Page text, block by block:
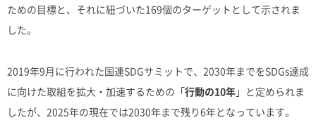
ための目標と、それに紐づいた169個のターゲットとして示されま
した。
2019年9月に行われた国連SDGサミットで、2030年までをSDGs達成
に向けた取組を拡大・加速するための「行動の10年 」と定められま
したが、2025年の現在では2030年まで残り6年となっています。